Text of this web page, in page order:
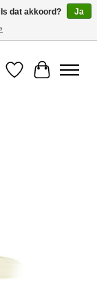
Verlanglijst
dat akkoord?
Ja